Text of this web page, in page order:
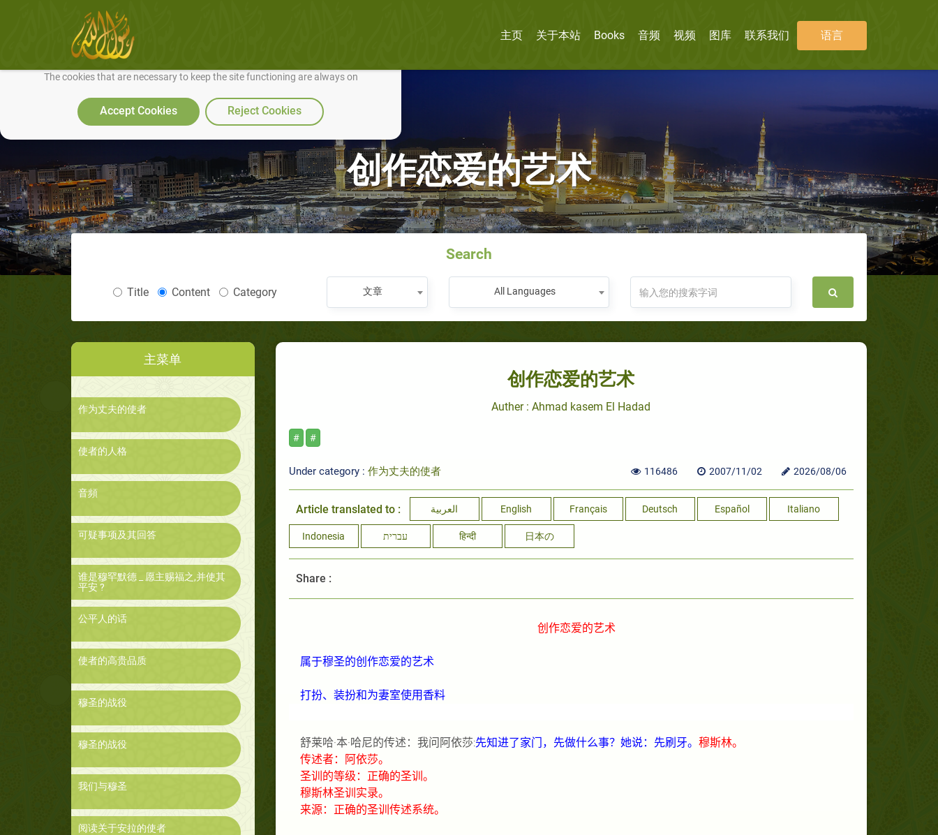
We use cookies to make our site work well for you and so we can continually improve it.
The cookies that are necessary to keep the site functioning are always on
Accept Cookies Reject Cookies
主页 关于本站 Books 音频 视频 图库 联系我们 语言
创作恋爱的艺术
Search
Title Content Category 文章 All Languages
主菜单
作为丈夫的使者
使者的人格
音頻
可疑事项及其回答
谁是穆罕默德 _ 愿主赐福之,并使其
平安 ?
公平人的话
使者的高贵品质
穆圣的战役
穆圣的战役
我们与穆圣
阅读关于安拉的使者
创作恋爱的艺术
Auther : Ahmad kasem El Hadad
# #
Under category : 作为丈夫的使者 116486 2007/11/02 2026/08/06
Article translated to : العربية English Français Deutsch Español Italiano
Indonesia עברית हिन्दी 日本の
Share :
创作恋爱的艺术
属于穆圣的创作恋爱的艺术
打扮、装扮和为妻室使用香料
舒莱哈·本·哈尼的传述：我问阿依莎:先知进了家门，先做什么事？她说：先刷牙。 穆斯林。
传述者：阿依莎。
圣训的等级：正确的圣训。
穆斯林圣训实录。
来源：正确的圣训传述系统。